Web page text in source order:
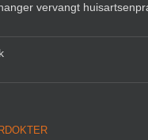
vervangt